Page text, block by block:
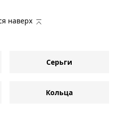
наверх
Серьги
Кольца